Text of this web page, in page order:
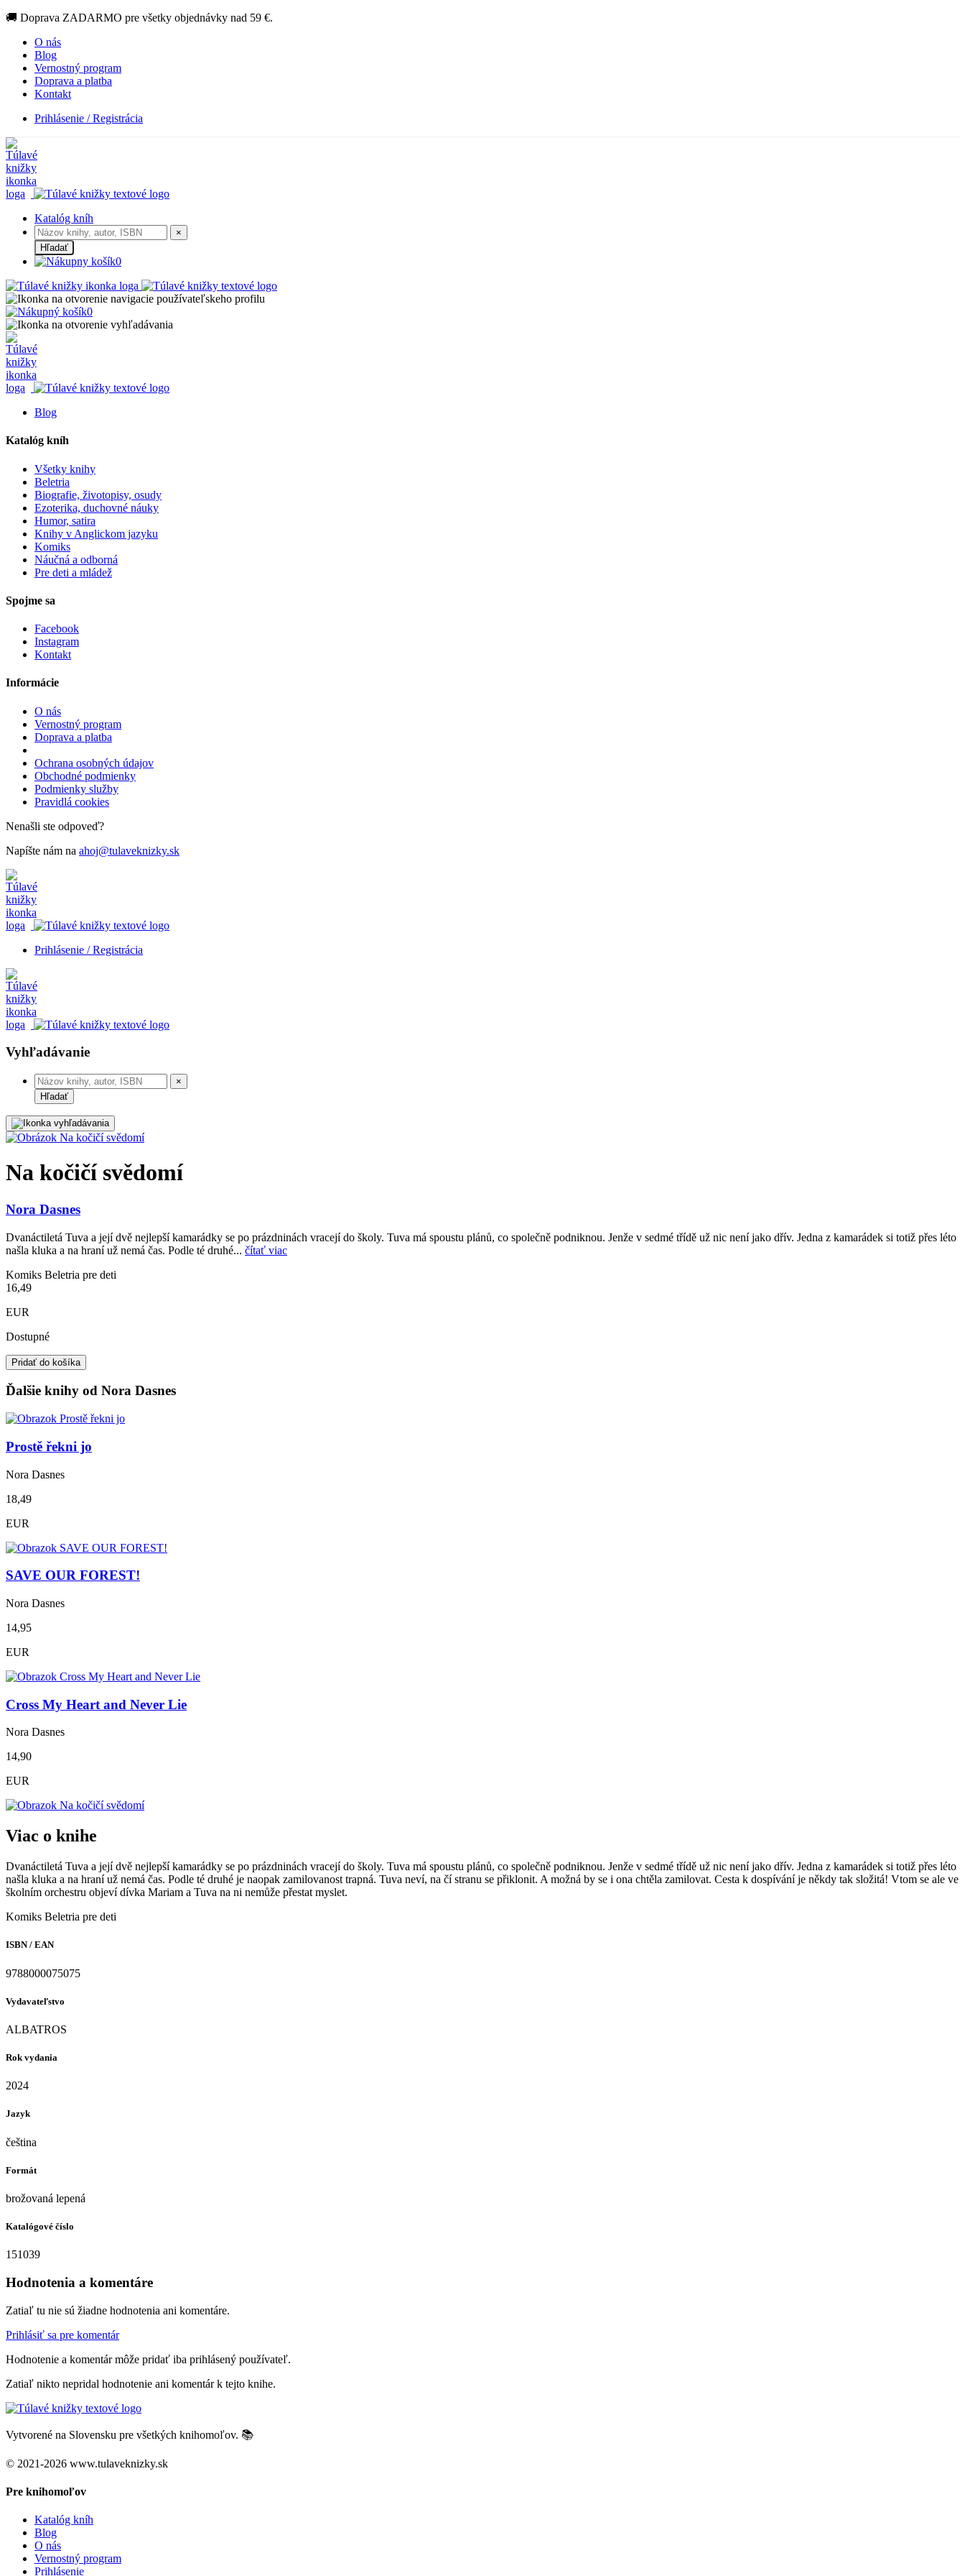
🚚 Doprava ZADARMO pre všetky objednávky nad 59 €.
O nás
Blog
Vernostný program
Doprava a platba
Kontakt
Prihlásenie / Registrácia
Katalóg kníh
×
Hľadať
0
0
Blog
Katalóg kníh
Všetky knihy
Beletria
Biografie, životopisy, osudy
Ezoterika, duchovné náuky
Humor, satira
Knihy v Anglickom jazyku
Komiks
Náučná a odborná
Pre deti a mládež
Spojme sa
Facebook
Instagram
Kontakt
Informácie
O nás
Vernostný program
Doprava a platba
Ochrana osobných údajov
Obchodné podmienky
Podmienky služby
Pravidlá cookies
Nenašli ste odpoveď?
Napíšte nám na ahoj@tulaveknizky.sk
Prihlásenie / Registrácia
Vyhľadávanie
×
Hľadať
Na kočičí svědomí
Nora Dasnes
Dvanáctiletá Tuva a její dvě nejlepší kamarádky se po prázdninách vracejí do školy. Tuva má spoustu plánů, co společně podniknou. Jenže v sedmé třídě už nic není jako dřív. Jedna z kamarádek si totiž přes léto
našla kluka a na hraní už nemá čas. Podle té druhé... čítať viac
Komiks Beletria pre deti
16,49
EUR
Dostupné
Pridať do košíka
Ďalšie knihy od Nora Dasnes
Prostě řekni jo
Nora Dasnes
18,49
EUR
SAVE OUR FOREST!
Nora Dasnes
14,95
EUR
Cross My Heart and Never Lie
Nora Dasnes
14,90
EUR
Viac o knihe
Dvanáctiletá Tuva a její dvě nejlepší kamarádky se po prázdninách vracejí do školy. Tuva má spoustu plánů, co společně podniknou. Jenže v sedmé třídě už nic není jako dřív. Jedna z kamarádek si totiž přes léto
našla kluka a na hraní už nemá čas. Podle té druhé je naopak zamilovanost trapná. Tuva neví, na čí stranu se přiklonit. A možná by se i ona chtěla zamilovat. Cesta k dospívání je někdy tak složitá! Vtom se ale ve
školním orchestru objeví dívka Mariam a Tuva na ni nemůže přestat myslet.
Komiks Beletria pre deti
ISBN / EAN
9788000075075
Vydavateľstvo
ALBATROS
Rok vydania
2024
Jazyk
čeština
Formát
brožovaná lepená
Katalógové číslo
151039
Hodnotenia a komentáre
Zatiaľ tu nie sú žiadne hodnotenia ani komentáre.
Prihlásiť sa pre komentár
Hodnotenie a komentár môže pridať iba prihlásený používateľ.
Zatiaľ nikto nepridal hodnotenie ani komentár k tejto knihe.
Vytvorené na Slovensku pre všetkých knihomoľov. 📚
© 2021-2026 www.tulaveknizky.sk
Pre knihomoľov
Katalóg kníh
Blog
O nás
Vernostný program
Prihlásenie